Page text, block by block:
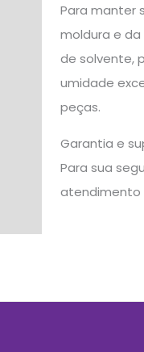
Para manter
moldura e da
de solvente,
umidade
peças.
Garantia e
Para sua
atendimento